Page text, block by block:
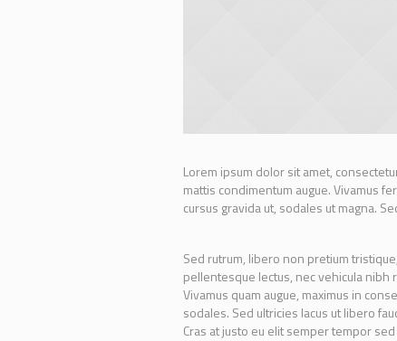
Lorem ipsum dolor sit amet,
mattis condimentum augue. Vivamus
cursus gravida ut, sodales ut magna.
Sed rutrum, libero non pretium
pellentesque lectus, nec vehicula nibh
Vivamus quam augue, maximus in
sodales. Sed ultricies lacus ut libero
Cras at justo eu elit semper tempor